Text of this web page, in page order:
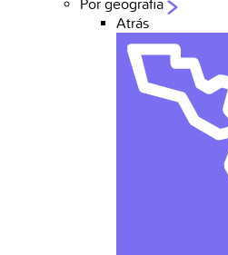
Por geografia
Atrás